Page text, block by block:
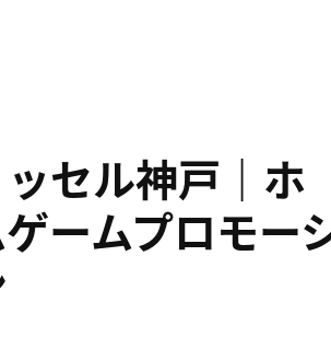
セル神戸｜ホ
ームプロモー